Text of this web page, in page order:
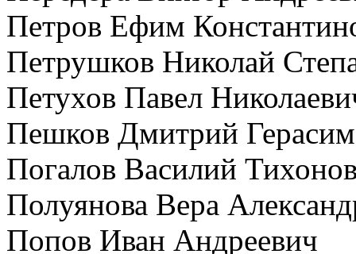
Петров Ефим
Петрушков Николай
Петухов Павел
Пешков Дмитрий
Погалов Василий
Полуянова Вера
Попов Иван Андреевич